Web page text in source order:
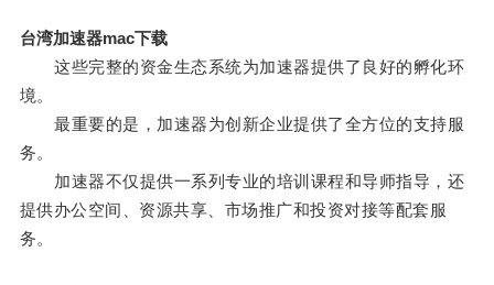
台湾加速器mac下载
这些完整的资金生态系统为加速器提供了良好的孵化环
境。
最重要的是，加速器为创新企业提供了全方位的支持服
务。
加速器不仅提供一系列专业的培训课程和导师指导，还
提供办公空间、资源共享、市场推广和投资对接等配套服
务。